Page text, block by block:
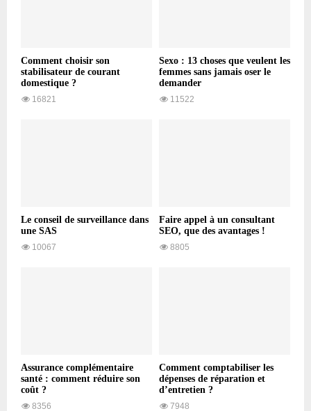
Comment choisir son
stabilisateur de courant
domestique ?
16821
Sexo : 13 choses que veulent les
femmes sans jamais oser le
demander
11522
Le conseil de surveillance dans
une SAS
10067
Faire appel à un consultant
SEO, que des avantages !
8805
Assurance complémentaire
santé : comment réduire son
coût ?
8356
Comment comptabiliser les
dépenses de réparation et
d’entretien ?
7948